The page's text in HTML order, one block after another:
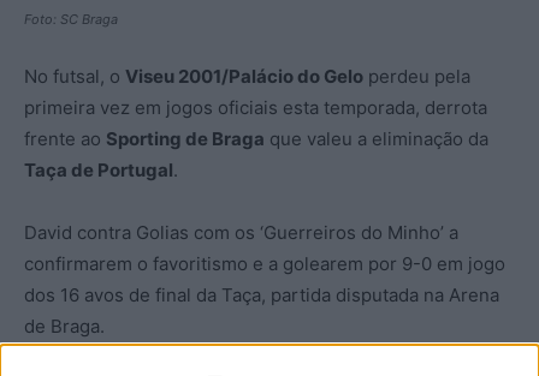
Foto: SC Braga
No futsal, o Viseu 2001/Palácio do Gelo perdeu pela
primeira vez em jogos oficiais esta temporada, derrota
frente ao Sporting de Braga que valeu a eliminação da
Taça de Portugal.
David contra Golias com os ‘Guerreiros do Minho’ a
confirmarem o favoritismo e a golearem por 9-0 em jogo
dos 16 avos de final da Taça, partida disputada na Arena
de Braga.